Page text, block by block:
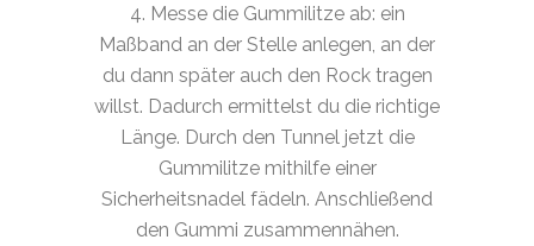
4. Messe die Gummilitze ab: ein
Maßband an der Stelle anlegen, an der
du dann später auch den Rock tragen
willst. Dadurch ermittelst du die richtige
Länge. Durch den Tunnel jetzt die
Gummilitze mithilfe einer
Sicherheitsnadel fädeln. Anschließend
den Gummi zusammennähen.